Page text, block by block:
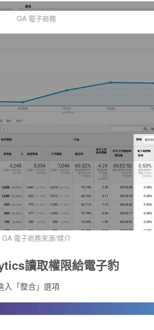
GA 電子商務
GA 電子商務來源/媒介
讀取權限給電子豹
入「整合」選項